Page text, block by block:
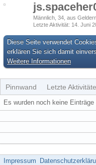
Männlich 34 aus
Letzte Aktivität 14. Juni
Diese Seite verwendet
erklären Sie sich damit
Weitere Informationen
Pinnwand Letzte
Es wurden noch keine
Impressum